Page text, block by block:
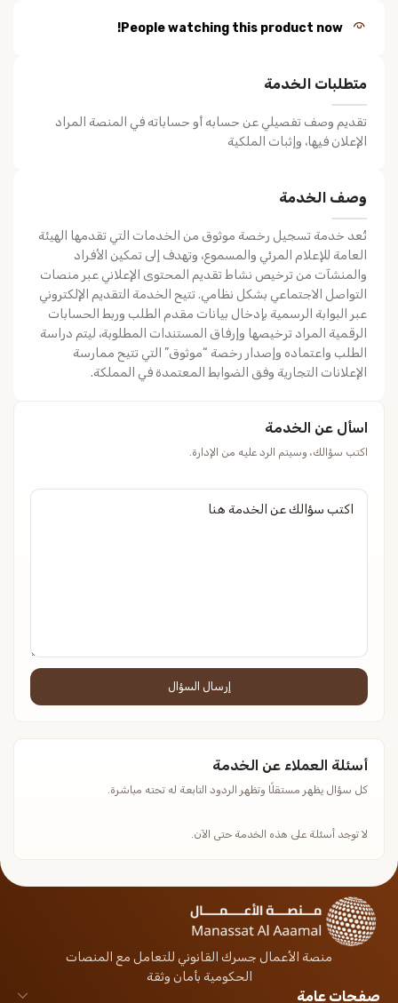
People watching this product now!
متطلبات الخدمة
تقديم وصف تفصيلي عن حسابه أو حساباته في المنصة المراد
الإعلان فيها، وإثبات الملكية
وصف الخدمة
تُعد خدمة تسجيل رخصة موثوق من الخدمات التي تقدمها الهيئة
العامة للإعلام المرئي والمسموع، وتهدف إلى تمكين الأفراد
والمنشآت من ترخيص نشاط تقديم المحتوى الإعلاني عبر منصات
التواصل الاجتماعي بشكل نظامي. تتيح الخدمة التقديم الإلكتروني
عبر البوابة الرسمية بإدخال بيانات مقدم الطلب وربط الحسابات
الرقمية المراد ترخيصها وإرفاق المستندات المطلوبة، ليتم دراسة
الطلب واعتماده وإصدار رخصة “موثوق” التي تتيح ممارسة
الإعلانات التجارية وفق الضوابط المعتمدة في المملكة.
اسأل عن الخدمة
اكتب سؤالك، وسيتم الرد عليه من الإدارة.
إرسال السؤال
أسئلة العملاء عن الخدمة
كل سؤال يظهر مستقلًا وتظهر الردود التابعة له تحته مباشرة.
لا توجد أسئلة على هذه الخدمة حتى الآن.
منصة الأعمال جسرك القانوني للتعامل مع المنصات
الحكومية بأمان وثقة
صفحات عامة